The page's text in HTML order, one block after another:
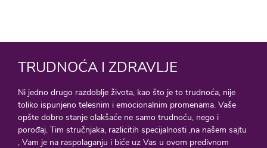
TRUDNOĆA I ZDRAVLJE
Ni jedno drugo razdoblje života, kao što je to trudnoća, nije
toliko ispunjeno telesnim i emocionalnim promenama. Vaše
opšte dobro stanje olakšaće ne samo trudnoću, nego i
porođaj. Tim stručnjaka, razlicitih specijalnosti ,na našem sajtu
, Vam je na raspolaganju i biće uz Vas u ovom predivnom